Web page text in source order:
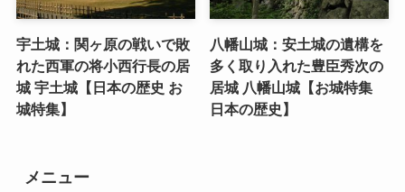
宇土城：関ヶ原の戦いで敗
れた西軍の将小西行長の居
城 宇土城【日本の歴史 お
城特集】
八幡山城：安土城の遺構を
多く取り入れた豊臣秀次の
居城 八幡山城【お城特集
日本の歴史】
メニュー